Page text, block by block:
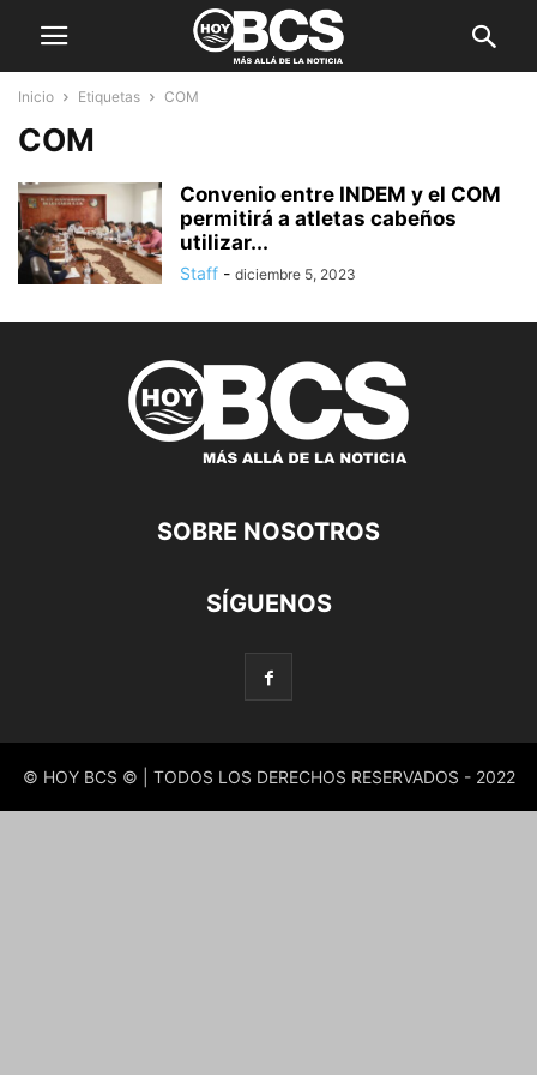
Inicio Etiquetas COM
COM
Convenio entre INDEM y el COM
permitirá a atletas cabeños
utilizar...
Staff - diciembre 5, 2023
SOBRE NOSOTROS
SÍGUENOS
© HOY BCS © | TODOS LOS DERECHOS RESERVADOS - 2022